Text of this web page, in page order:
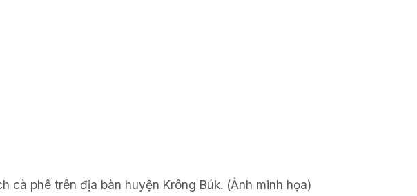
cà phê trên địa bàn huyện Krông Búk. (Ảnh minh họa)